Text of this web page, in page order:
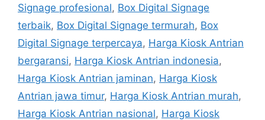
Signage profesional, Box Digital Signage
terbaik, Box Digital Signage termurah, Box
Digital Signage terpercaya, Harga Kiosk Antrian
bergaransi, Harga Kiosk Antrian indonesia,
Harga Kiosk Antrian jaminan, Harga Kiosk
Antrian jawa timur, Harga Kiosk Antrian murah,
Harga Kiosk Antrian nasional, Harga Kiosk